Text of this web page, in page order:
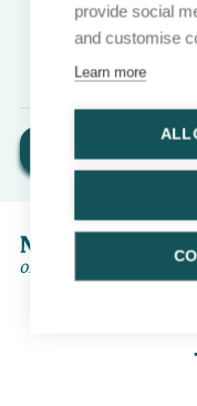
May 2021:
Topic created
provide social
and customise
Learn more